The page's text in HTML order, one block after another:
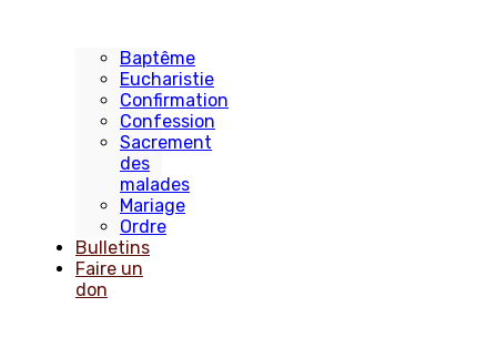
Baptême
Eucharistie
Confirmation
Confession
Sacrement
des
malades
Mariage
Ordre
Bulletins
Faire un
don